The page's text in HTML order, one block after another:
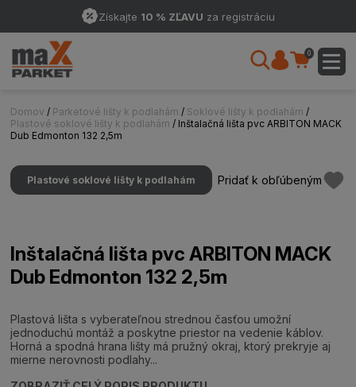
Získajte 10 % ZĽAVU za registráciu
0
Domov / Parketové lišty k podlahám / Soklové lišty k podlahám /
Plastové soklové lišty k podlahám / Inštalačná lišta pvc ARBITON MACK
Dub Edmonton 132 2,5m
Plastové soklové lišty k podlahám Pridať k obľúbeným
Inštalačná lišta pvc ARBITON MACK
Dub Edmonton 132 2,5m
Plastová lišta s vyberateľnou strednou časťou umožní
jednoduchú montáž a poskytne priestor na vedenie káblov.
Horná a spodná hrana lišty má pružný okraj, ktorý prekryje aj
mierne nerovnosti podlahy...